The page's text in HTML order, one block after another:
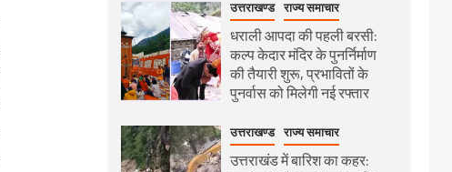
उत्तराखण्ड राज्य समाचार
धराली आपदा की पहली बरसी:
कल्प केदार मंदिर के पुनर्निर्माण
की तैयारी शुरू, प्रभावितों के
पुनर्वास को मिलेगी नई रफ्तार
उत्तराखण्ड राज्य समाचार
उत्तराखंड में बारिश का कहर: